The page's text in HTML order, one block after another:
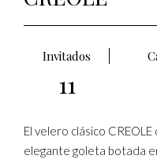
Invitados
11
El velero clásico
elegante goleta botada